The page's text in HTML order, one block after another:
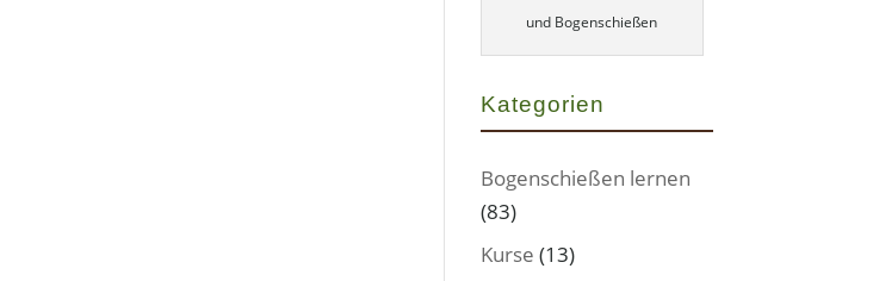
und Bogenschießen
Kategorien
Bogenschießen lernen
(83)
Kurse (13)